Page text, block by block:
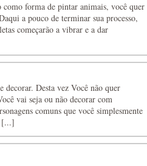
forma de pintar animais, você quer
a pouco de terminar sua processo,
começarão a vibrar e a dar
Desta vez Você não quer
vai seja ou não decorar com
comuns que você simplesmente
[...]